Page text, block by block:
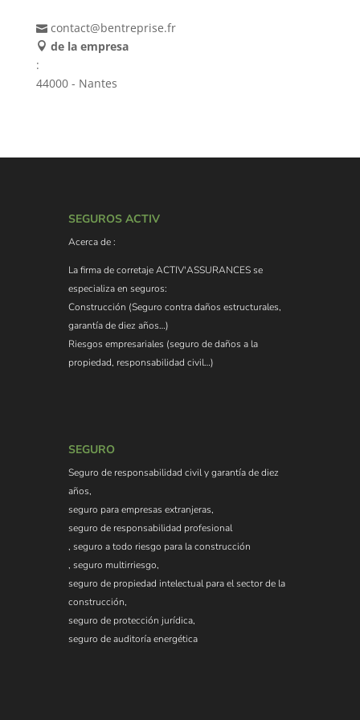
contact@bentreprise.fr
de la empresa
:
44000 - Nantes
SEGUROS ACTIV
Acerca de :
La firma de corretaje ACTIV'ASSURANCES se
especializa en seguros:
Construcción (Seguro contra daños estructurales,
garantía de diez años…)
Riesgos empresariales (seguro de daños a la
propiedad, responsabilidad civil…)
SEGURO
Seguro de responsabilidad civil y garantía de diez
años,
seguro para empresas extranjeras,
seguro de responsabilidad profesional
, seguro a todo riesgo para la construcción
, seguro multirriesgo,
seguro de propiedad intelectual para el sector de la
construcción,
seguro de protección jurídica,
seguro de auditoría energética